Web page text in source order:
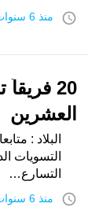
access_time منذ 6 سنوات
20
العشرين
البلاد :
التسارع…
access_time منذ 6 سنوات